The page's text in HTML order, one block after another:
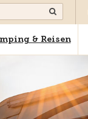
Camping & Reisen
& Reisen